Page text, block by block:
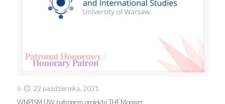
o
22 października, 2021
WNPISM UW patronem projektu THEMpower